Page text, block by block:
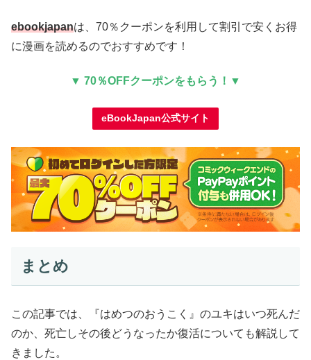
ebookjapanは、70％クーポンを利用して割引で安くお得
に漫画を読めるのでおすすめです！
▼ 70％OFFクーポンをもらう！▼
eBookJapan公式サイト
まとめ
この記事では、『はめつのおうこく』のユキはいつ死んだ
のか、死亡しその後どうなったか復活についても解説して
きました。